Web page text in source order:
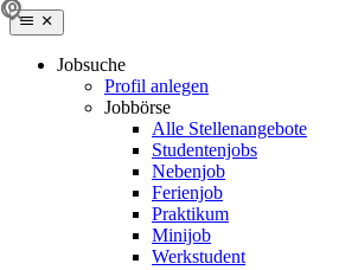
Jobsuche
Profil anlegen
Jobbörse
Alle Stellenangebote
Studentenjobs
Nebenjob
Ferienjob
Praktikum
Minijob
Werkstudent